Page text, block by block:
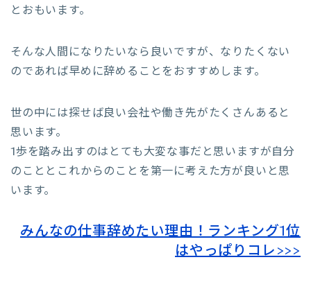
とおもいます。
そんな人間になりたいなら良いですが、なりたくない
のであれば早めに辞めることをおすすめします。
世の中には探せば良い会社や働き先がたくさんあると
思います。
1歩を踏み出すのはとても大変な事だと思いますが自分
のこととこれからのことを第一に考えた方が良いと思
います。
みんなの仕事辞めたい理由！ランキング1位
はやっぱりコレ>>>